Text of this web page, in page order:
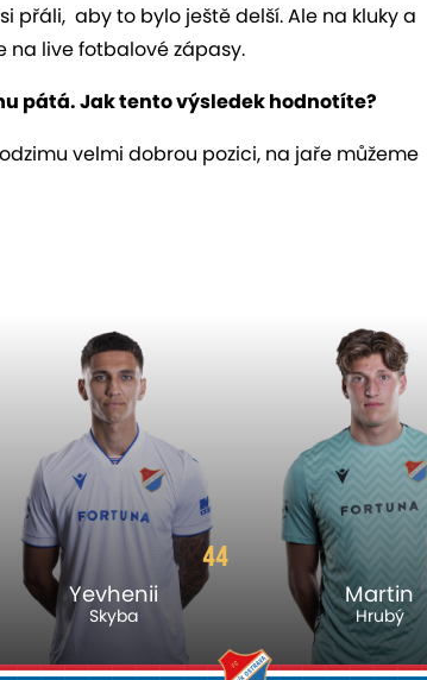
přáli, aby to bylo ještě delší. Ale na kluky a
na live fotbalové zápasy.
pátá. Jak tento výsledek hodnotíte?
velmi dobrou pozici, na jaře můžeme
44
Yevhenii
Skyba
Martin
Hrubý